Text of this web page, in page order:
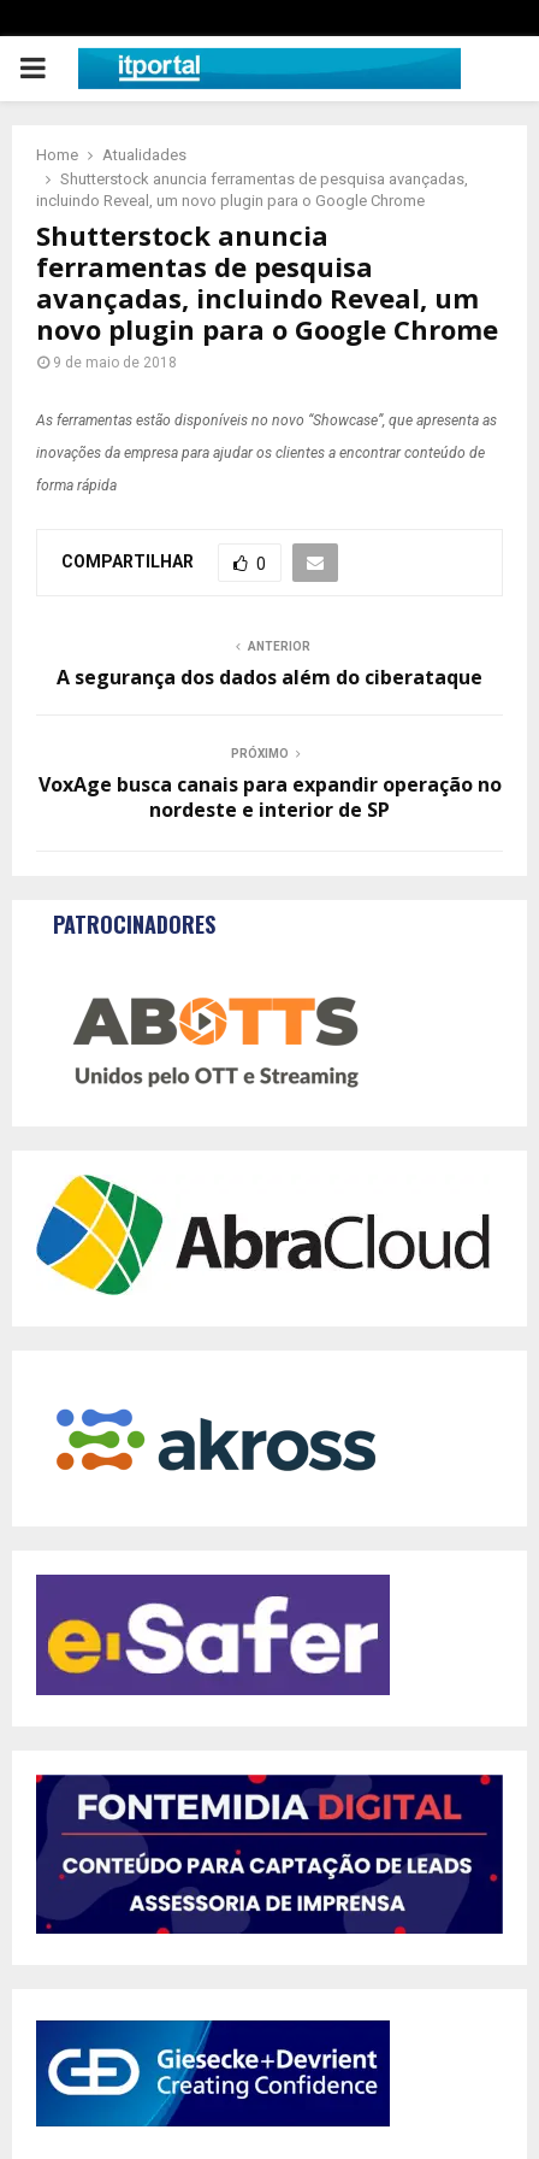
PRIMARY
Home
Atualidades
Shutterstock anuncia ferramentas de pesquisa avançadas,
incluindo Reveal, um novo plugin para o Google Chrome
Shutterstock anuncia
ferramentas de pesquisa
avançadas, incluindo Reveal, um
novo plugin para o Google Chrome
9 de maio de 2018
As ferramentas estão disponíveis no novo “Showcase”, que apresenta as
inovações da empresa para ajudar os clientes a encontrar conteúdo de
forma rápida
COMPARTILHAR 0
ANTERIOR
A segurança dos dados além do ciberataque
PRÓXIMO
VoxAge busca canais para expandir operação no
nordeste e interior de SP
PATROCINADORES